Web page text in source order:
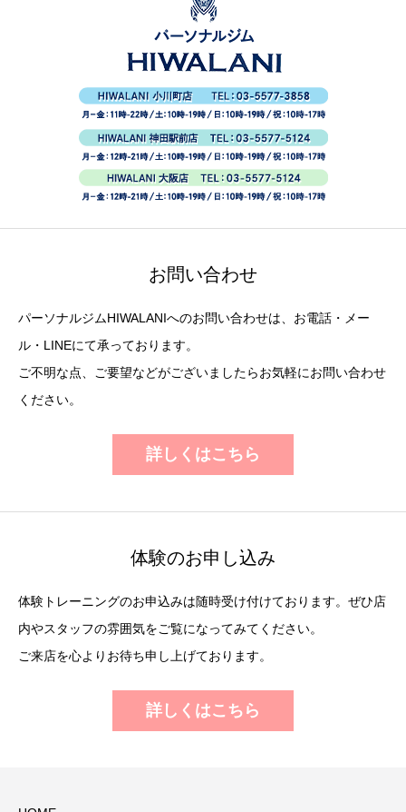
お問い合わせ
パーソナルジムHIWALANIへのお問い合わせは、お電話・メー
ル・LINEにて承っております。
ご不明な点、ご要望などがございましたらお気軽にお問い合わせ
ください。
詳しくはこちら
体験のお申し込み
体験トレーニングのお申込みは随時受け付けております。ぜひ店
内やスタッフの雰囲気をご覧になってみてください。
ご来店を心よりお待ち申し上げております。
詳しくはこちら